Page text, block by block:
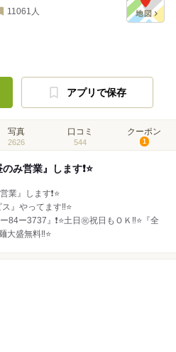
11061 人
アプリで保存
写真
2626
口コミ
544
クーポン
1
み営業』します❗️⭐️
業』します❗️⭐️
』やってます‼️⭐️
84ー3737』❗️⭐️土日㊗️祝日もＯＫ‼️⭐️『全
大盛無料‼️⭐️